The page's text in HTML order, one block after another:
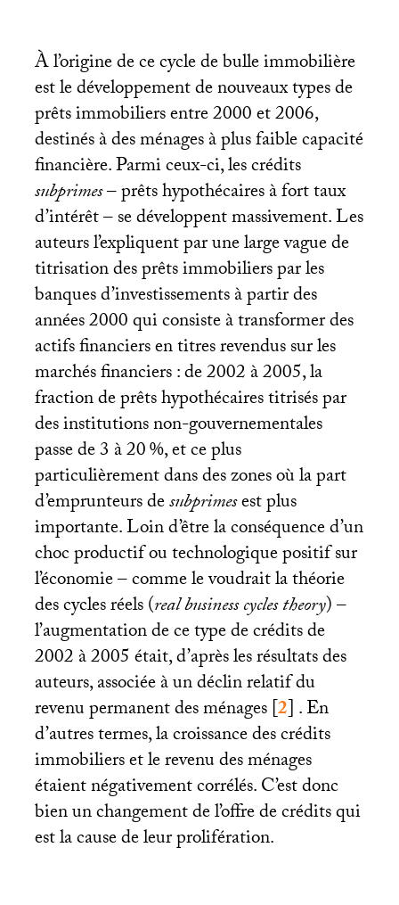
À l’origine de ce cycle de bulle immobilière
est le développement de nouveaux types de
prêts immobiliers entre 2000 et 2006,
destinés à des ménages à plus faible capacité
financière. Parmi ceux-ci, les crédits
subprimes– prêts hypothécaires à fort taux
d’intérêt – se développent massivement. Les
auteurs l’expliquent par une large vague de
titrisation des prêts immobiliers par les
banques d’investissements à partir des
années 2000 qui consiste à transformer des
actifs financiers en titres revendus sur les
marchés financiers : de 2002 à 2005, la
fraction de prêts hypothécaires titrisés par
des institutions non-gouvernementales
passe de 3 à 20%, et ce plus
particulièrement dans des zones où la part
d’emprunteurs desubprimesest plus
importante. Loin d’être la conséquence d’un
choc productif ou technologique positif sur
l’économie – comme le voudrait la théorie
des cycles réels (real business cycles theory) –
l’augmentation de ce type de crédits de
2002 à 2005 était, d’après les résultats des
auteurs, associée à un déclin relatif du
revenu permanent des ménages[2]. En
d’autres termes, la croissance des crédits
immobiliers et le revenu des ménages
étaient négativement corrélés. C’est donc
bien un changement de l’offre de crédits qui
est la cause de leur prolifération.